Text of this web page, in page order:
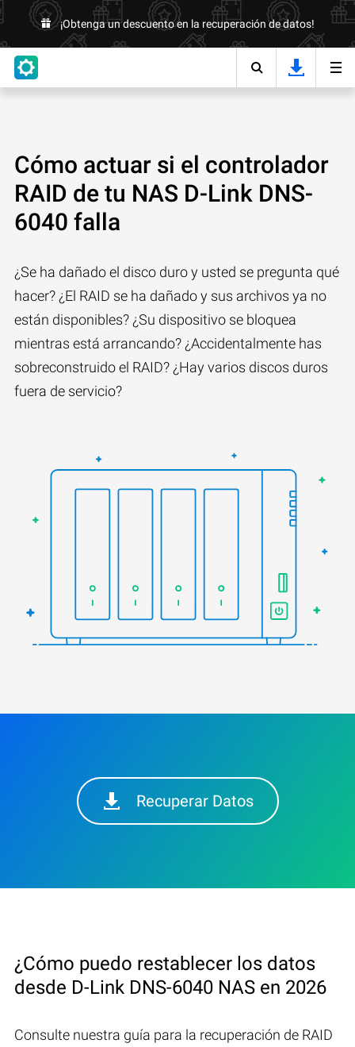
¡Obtenga un descuento en la recuperación de datos!
Cómo actuar si el controlador
RAID de tu NAS D-Link DNS-
6040 falla
¿Se ha dañado el disco duro y usted se pregunta qué
hacer? ¿El RAID se ha dañado y sus archivos ya no
están disponibles? ¿Su dispositivo se bloquea
mientras está arrancando? ¿Accidentalmente has
sobreconstruido el RAID? ¿Hay varios discos duros
fuera de servicio?
Recuperar Datos
¿Cómo puedo restablecer los datos
desde D-Link DNS-6040 NAS en 2026
Consulte nuestra guía para la recuperación de RAID